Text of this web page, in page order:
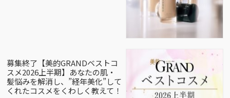
募集終了【美的GRANDベストコ
スメ2026上半期】あなたの肌・
髪悩みを解消し、”経年美化”して
くれたコスメをくわしく教えて！